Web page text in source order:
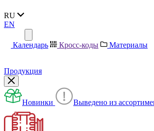
RU
EN
Календарь Кросс-коды Материалы
Продукция
Новинки Выведено из